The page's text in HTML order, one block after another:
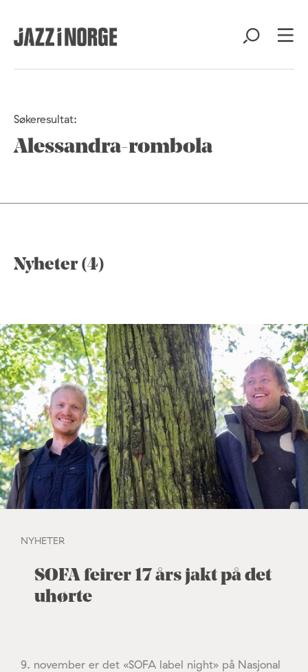
Søkeresultat:
Alessandra-rombola
Nyheter (4)
NYHETER
SOFA feirer 17 års jakt på det
uhørte
9. november er det «SOFA label night» på Nasjonal